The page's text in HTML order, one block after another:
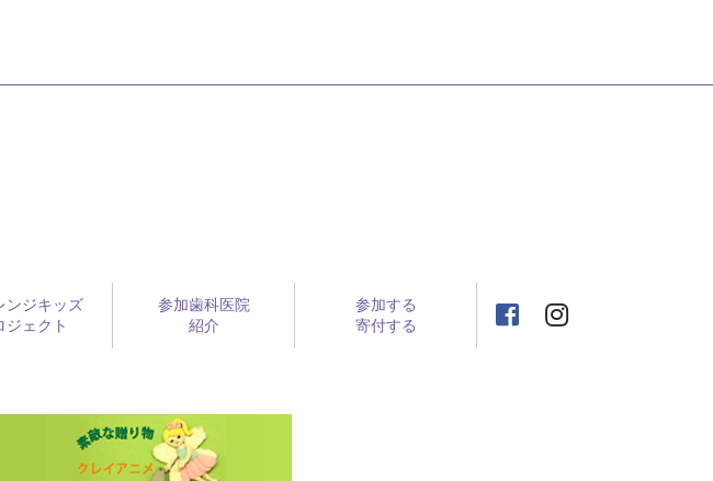
ンジキッズ
ジェクト
参加歯科医院
紹介
参加する
寄付する